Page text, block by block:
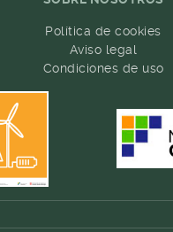
Política de cookies
Aviso legal
Condiciones de uso